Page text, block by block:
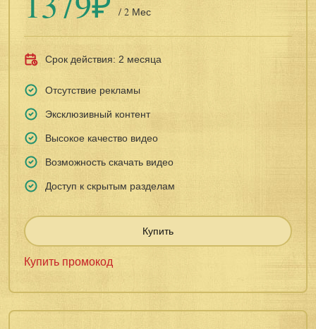
/ 2 Мес
Срок действия: 2 месяца
Отсутствие рекламы
Эксклюзивный контент
Высокое качество видео
Возможность скачать видео
Доступ к скрытым разделам
Купить
Купить промокод